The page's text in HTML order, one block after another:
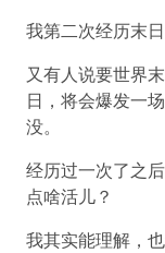
我第二次经历末日
又有人说要世界
日，将会爆发一
没。
经历过一次了之
点啥活儿？
我其实能理解，